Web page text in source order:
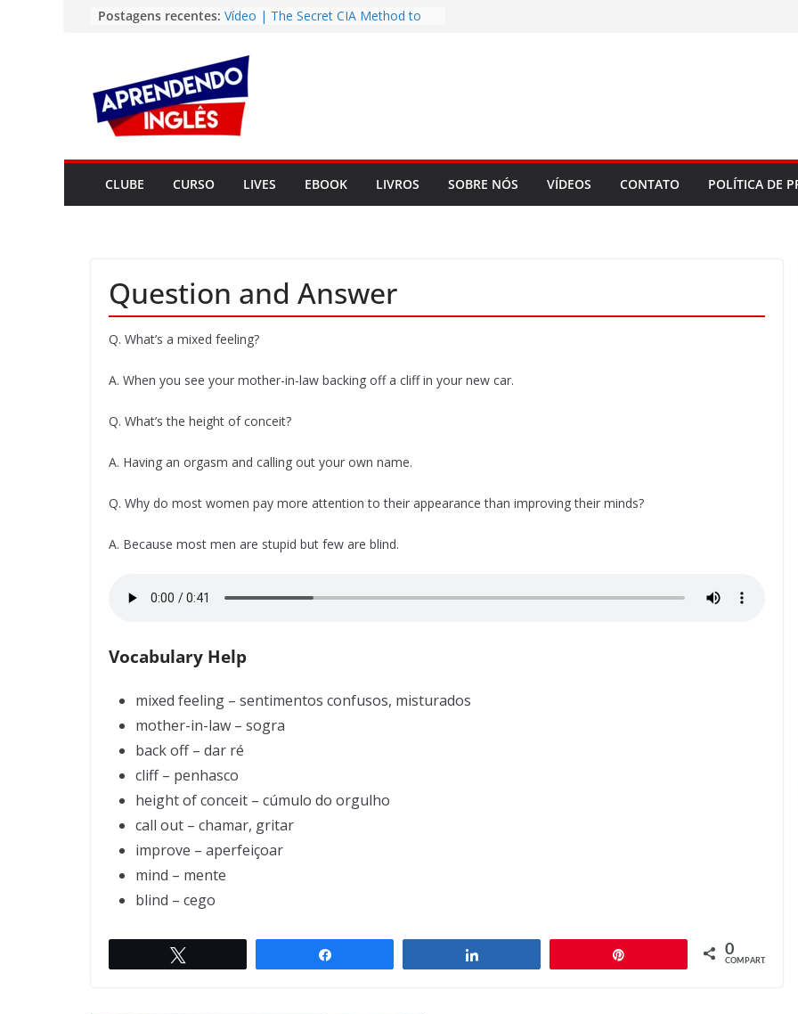
conteúdo
Postagens recentes: Vídeo | The Secret CIA Method to
Vídeo | How I m using NotebookLM
to power up my language learning
Vídeo | Do imaginary friends make
you smarter?
Story | Brasília: The City That Rose
from the Wilderness
Easy English Song | Somewhere
Over the Rainbow (Israel
Kamakawiwo’ole)
CLUBE CURSO LIVES EBOOK LIVROS SOBRE NÓS VÍDEOS CONTATO POLÍTICA DE
Question and Answer
Q. What’s a mixed feeling?
A. When you see your mother-in-law backing off a cliff in your new car.
Q. What’s the height of conceit?
A. Having an orgasm and calling out your own name.
Q. Why do most women pay more attention to their appearance than improving their minds?
A. Because most men are stupid but few are blind.
Vocabulary Help
mixed feeling – sentimentos confusos, misturados
mother-in-law – sogra
back off – dar ré
cliff – penhasco
height of conceit – cúmulo do orgulho
call out – chamar, gritar
improve – aperfeiçoar
mind – mente
blind – cego
0
COMPART.